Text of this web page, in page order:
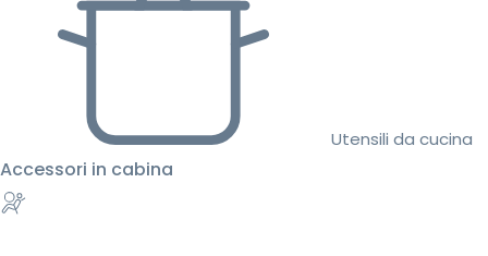
Utensili da cucina
Accessori in cabina